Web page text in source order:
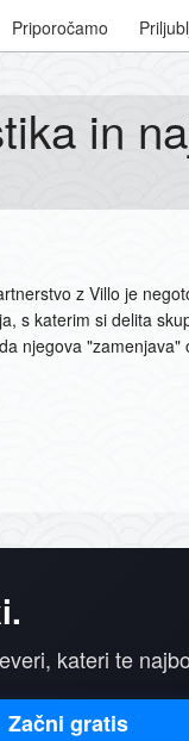
Priporočamo
in
z Villo je
s katerim si delita
njegova
kateri te
Začni gratis